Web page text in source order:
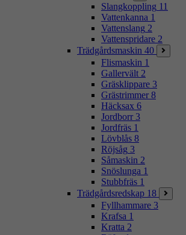
Slangkoppling 11
Vattenkanna 1
Vattenslang 2
Vattenspridare 2
Trädgårdsmaskin 40
Flismaskin 1
Gallervält 2
Gräsklippare 3
Grästrimmer 8
Häcksax 6
Jordborr 3
Jordfräs 1
Lövblås 8
Röjsåg 3
Såmaskin 2
Snöslunga 1
Stubbfräs 1
Trädgårdsredskap 18
Fyllhammare 3
Krafsa 1
Kratta 2